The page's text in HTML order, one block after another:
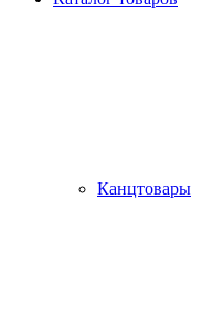
Канцтовары